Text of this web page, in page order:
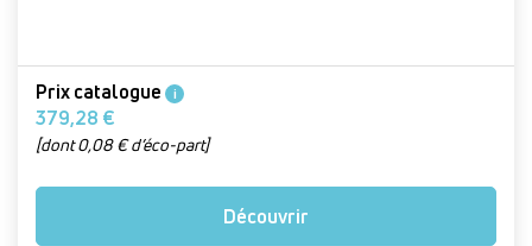
Prix catalogue i
379,28 €
[dont 0,08 € d’éco-part]
Découvrir